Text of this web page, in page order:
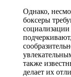
Однако,
боксеры
социализации
также
делает их